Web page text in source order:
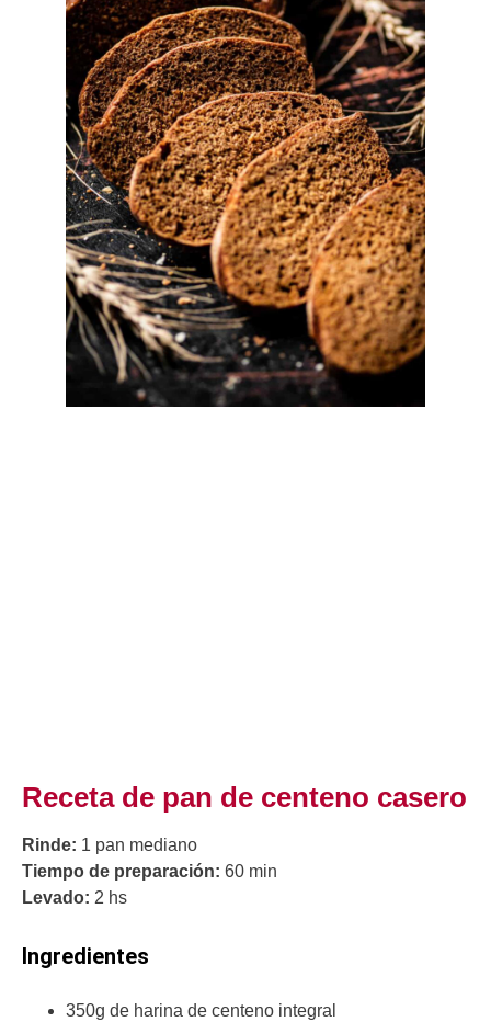
Receta de pan de centeno casero
Rinde: 1 pan mediano
Tiempo de preparación: 60 min
Levado: 2 hs
Ingredientes
350g de harina de centeno integral